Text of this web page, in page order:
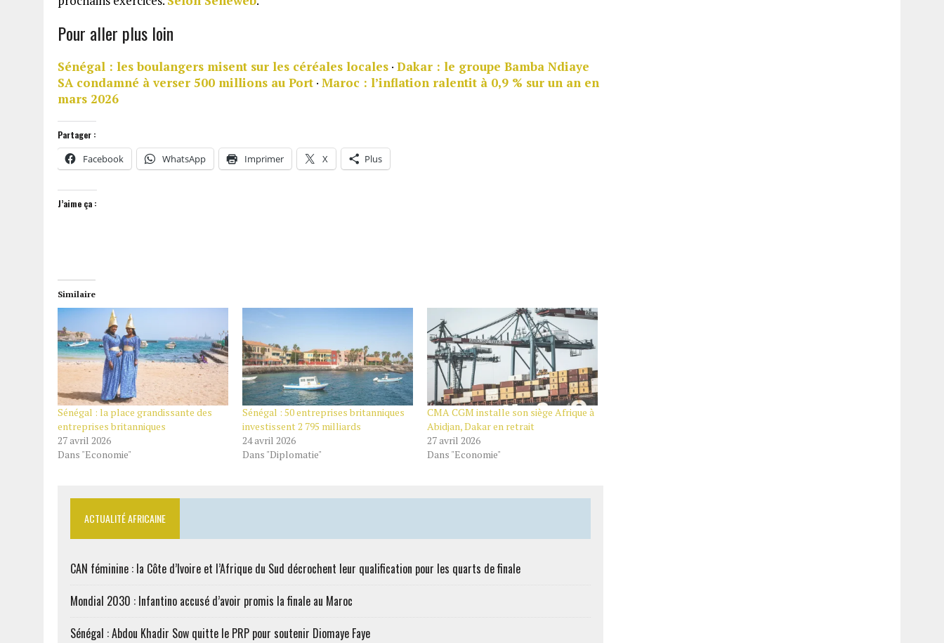
Pour aller plus loin
Sénégal : les boulangers misent sur les céréales locales · Dakar : le groupe Bamba Ndiaye
SA condamné à verser 500 millions au Port · Maroc : l’inflation ralentit à 0,9 % sur un an en
mars 2026
Partager :
Facebook WhatsApp Imprimer X Plus
J’aime ça :
Similaire
Sénégal : la place grandissante des
entreprises britanniques
27 avril 2026
Dans "Economie"
Sénégal : 50 entreprises britanniques
investissent 2 795 milliards
24 avril 2026
Dans "Diplomatie"
CMA CGM installe son siège Afrique à
Abidjan, Dakar en retrait
27 avril 2026
Dans "Economie"
ACTUALITÉ AFRICAINE
CAN féminine : la Côte d’Ivoire et l’Afrique du Sud décrochent leur qualification pour les quarts de finale
Mondial 2030 : Infantino accusé d’avoir promis la finale au Maroc
Sénégal : Abdou Khadir Sow quitte le PRP pour soutenir Diomaye Faye